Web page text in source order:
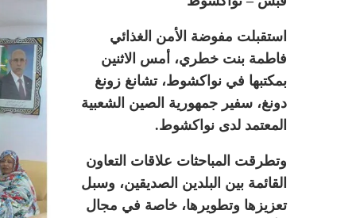
استقبلت مفوضة الأمن الغذائي
فاطمة بنت خطري، أمس الاثنين
بمكتبها في نواكشوط، تشانغ زونغ
دونغ، سفير جمهورية الصين الشعبية
المعتمد لدى نواكشوط.
وتطرقت المباحثات علاقات التعاون
القائمة بين البلدين الصديقين، وسبل
تعزيزها وتطويرها، خاصة في مجال